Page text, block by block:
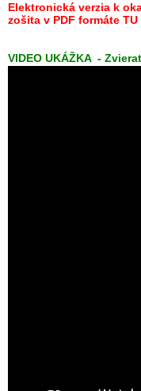
Elektronická verzia k
zošita v PDF formáte TU
VIDEO UKÁŽKA -